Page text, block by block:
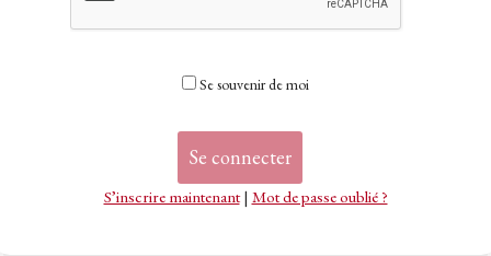
Se souvenir de moi
S’inscrire maintenant| Mot de passe oublié ?